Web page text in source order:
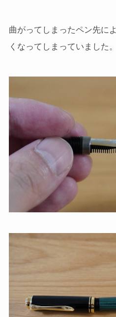
曲がってしまったペン先に
くなってしまっていました。